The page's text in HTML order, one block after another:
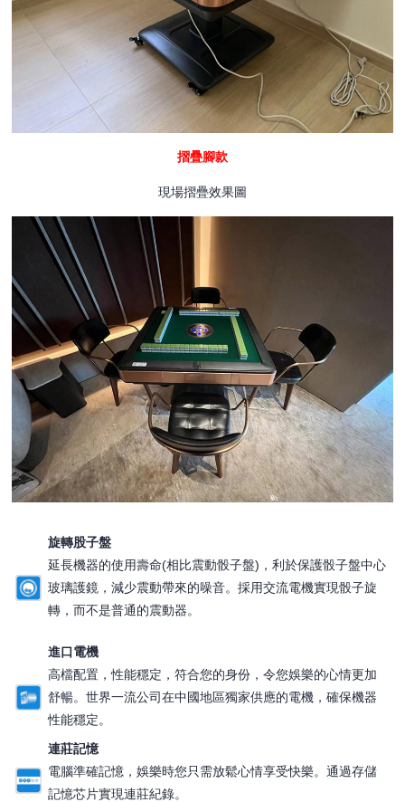
摺疊腳款
現場摺疊效果圖
旋轉股子盤
延長機器的使用壽命(相比震動骰子盤)，利於保護骰子盤中心
玻璃護鏡，減少震動帶來的噪音。採用交流電機實現骰子旋
轉，而不是普通的震動器。
進口電機
高檔配置，性能穩定，符合您的身份，令您娛樂的心情更加
舒暢。世界一流公司在中國地區獨家供應的電機，確保機器
性能穩定。
連莊記憶
電腦準確記憶，娛樂時您只需放鬆心情享受快樂。通過存儲
記憶芯片實現連莊紀錄。